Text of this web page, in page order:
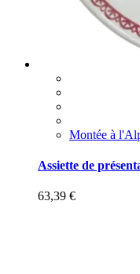
Montée à
Assiette de
63,39 €